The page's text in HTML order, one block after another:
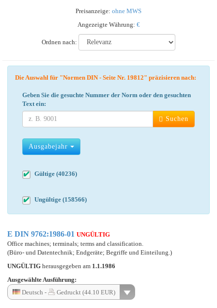
Preisanzeige: ohne MWS
Angezeigte Währung: €
Ordnen nach:
Die Auswahl für "Normen DIN - Seite Nr. 19812" präzisieren nach:
Geben Sie die gesuchte Nummer der Norm oder den gesuchten
Text ein:
Suchen
Ausgabejahr
Gültige (40236)
Ungültige (158566)
E DIN 9762:1986-01 UNGÜLTIG
Office machines; terminals; terms and classification.
(Büro- und Datentechnik; Endgeräte; Begriffe und Einteilung.)
UNGÜLTIG herausgegeben am 1.1.1986
Ausgewählte Ausführung:
Deutsch -
Gedruckt (44.10 EUR)